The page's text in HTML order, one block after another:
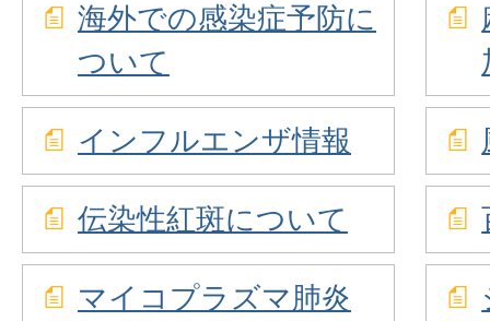
海外での感染症予防に
ついて
インフルエンザ情報
伝染性紅斑について
マイコプラズマ肺炎